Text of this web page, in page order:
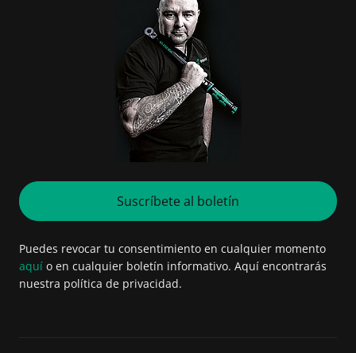
Suscríbete al boletín
Puedes revocar tu consentimiento en cualquier momento
aquí o en cualquier boletín informativo. Aquí encontrarás
nuestra política de privacidad.